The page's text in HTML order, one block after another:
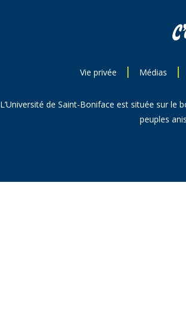
Vie privée Médias
L’Université de Saint-Boniface est située sur le
peuples